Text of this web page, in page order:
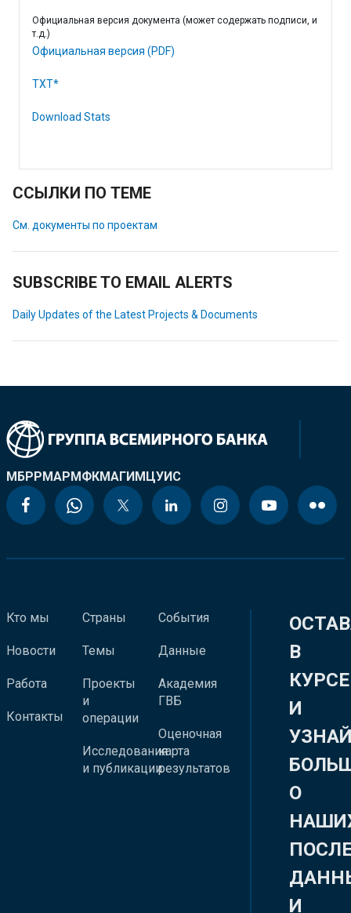
Официальная версия документа (может содержать подписи, и
т.д.)
Официальная версия (PDF)
TXT*
Download Stats
ССЫЛКИ ПО ТЕМЕ
См. документы по проектам
SUBSCRIBE TO EMAIL ALERTS
Daily Updates of the Latest Projects & Documents
МБРРМАРМФКМАГИМЦУИС
Кто мы
Новости
Работа
Контакты
Страны
Темы
Проекты
и
операции
Исследования
и публикации
События
Данные
Академия
ГВБ
Оценочная
карта
результатов
В
КУРСЕ
И
О
И